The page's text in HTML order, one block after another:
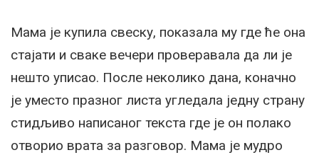
Мама је купила свеску, показала му где ће она
стајати и сваке вечери проверавала да ли је
нешто уписао. После неколико дана, коначно
је уместо празног листа угледала једну страну
стидљиво написаног текста где је он полако
отворио врата за разговор. Мама је мудро